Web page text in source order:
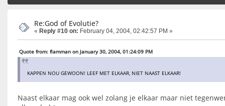
Re:God of Evolutie?
« Reply #10 on: February 04, 2004, 02:42:57 PM »
Quote from: flamman on January 30, 2004, 01:24:09 PM
KAPPEN NOU GEWOON! LEEF MET ELKAAR, NIET NAAST ELKAAR!
Naast elkaar mag ook wel zolang je elkaar maar niet